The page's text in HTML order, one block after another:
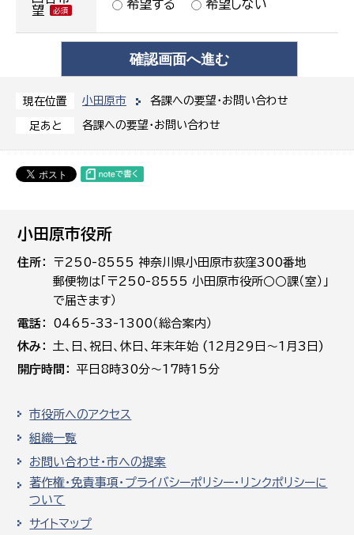
現在位置 小田原市 各課への要望・お問い合わせ
足あと 各課への要望・お問い合わせ
望
希望する 希望しない
小田原市役所
住所
〒250-8555 神奈川県小田原市荻窪300番地
郵便物は「〒250-8555 小田原市役所○○課（室）」
で届きます）
電話
0465-33-1300（総合案内）
休み
土､日､祝日、休日、年末年始 (12月29日～1月3日)
開庁時間
平日8時30分～17時15分
市役所へのアクセス
組織一覧
お問い合わせ・市への提案
著作権・免責事項・プライバシーポリシー・リンクポリシーに
ついて
サイトマップ